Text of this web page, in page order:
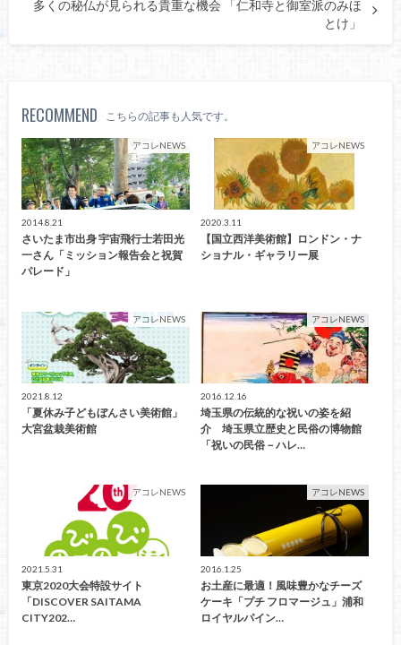
多くの秘仏が見られる貴重な機会 「仁和寺と御室派のみほ
とけ」
RECOMMEND こちらの記事も人気です。
アコレNEWS
2014.8.21
さいたま市出身 宇宙飛行士若田光
一さん「ミッション報告会と祝賀
パレード」
アコレNEWS
2020.3.11
【国立西洋美術館】ロンドン・ナ
ショナル・ギャラリー展
アコレNEWS
2021.8.12
「夏休み子どもぼんさい美術館」
大宮盆栽美術館
アコレNEWS
2016.12.16
埼玉県の伝統的な祝いの姿を紹
介 埼玉県立歴史と民俗の博物館
「祝いの民俗－ハレ…
アコレNEWS
2021.5.31
東京2020大会特設サイト
「DISCOVER SAITAMA
CITY202…
アコレNEWS
2016.1.25
お土産に最適！風味豊かなチーズ
ケーキ「プチ フロマージュ」浦和
ロイヤルパイン…